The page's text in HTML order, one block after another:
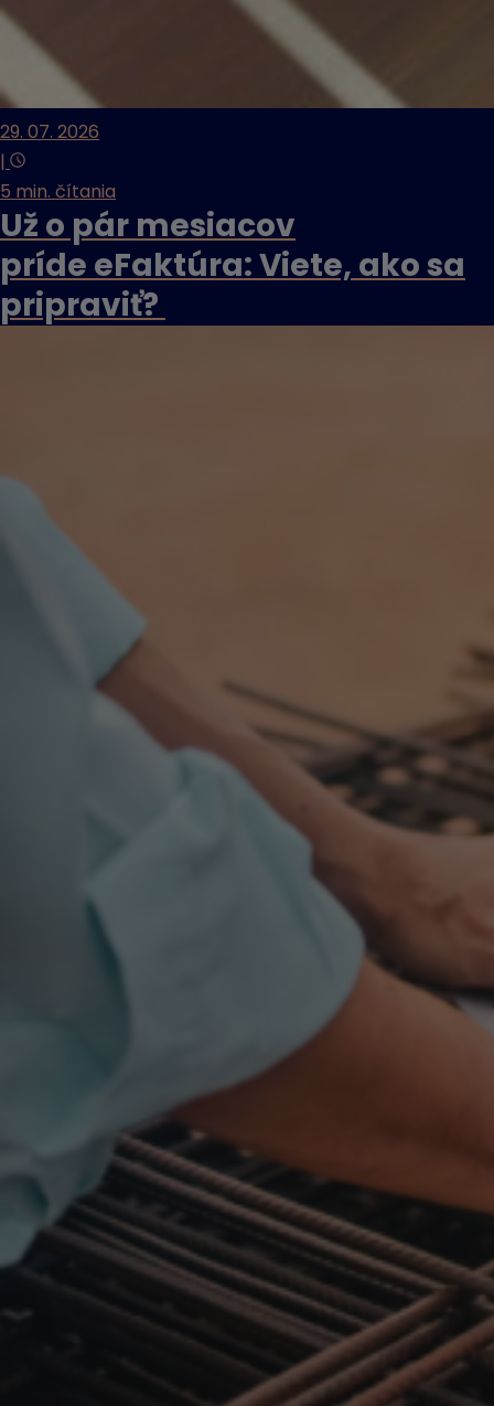
29. 07. 2026
|
5 min. čítania
Už o pár mesiacov
príde eFaktúra: Viete, ako sa
pripraviť?